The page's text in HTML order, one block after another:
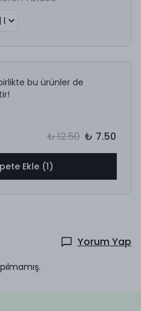
bu ürünler de
₺ 12.50 ₺ 7.50
Ekle (1)
Yorum Yap